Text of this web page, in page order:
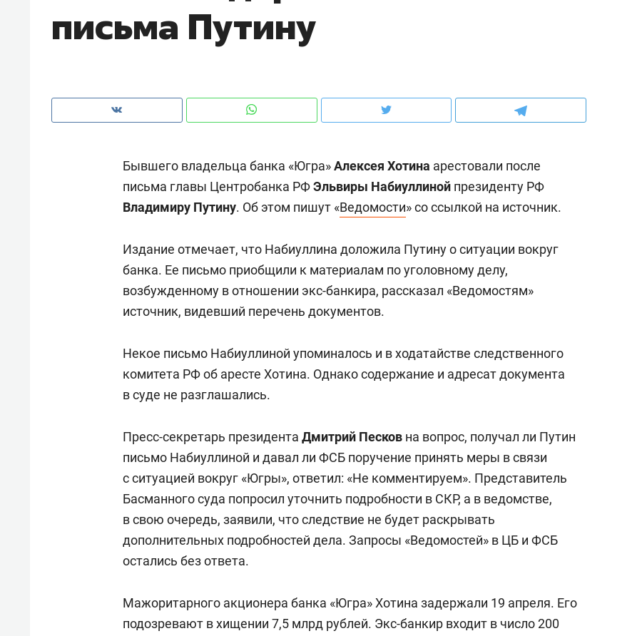
письма Путину
Бывшего владельца банка «Югра»Алексея Хотина арестовали после
письма главы Центробанка РФЭльвиры Набиуллиной президенту РФ
Владимиру Путину. Об этом пишут «Ведомости» со ссылкой на источник.
Издание отмечает, что Набиуллина доложила Путину о ситуации вокруг
банка. Ее письмо приобщили к материалам по уголовному делу,
возбужденному в отношении экс-банкира, рассказал «Ведомостям»
источник, видевший перечень документов.
Некое письмо Набиуллиной упоминалось и в ходатайстве следственного
комитета РФ об аресте Хотина. Однако содержание и адресат документа
в суде не разглашались.
Пресс-секретарь президента Дмитрий Песков на вопрос, получал ли Путин
письмо Набиуллиной и давал ли ФСБ поручение принять меры в связи
с ситуацией вокруг «Югры», ответил: «Не комментируем». Представитель
Басманного суда попросил уточнить подробности в СКР, а в ведомстве,
в свою очередь, заявили, что следствие не будет раскрывать
дополнительных подробностей дела. Запросы «Ведомостей» в ЦБ и ФСБ
остались без ответа.
Мажоритарного акционера банка «Югра» Хотина задержали 19 апреля. Его
подозревают в хищении 7,5 млрд рублей. Экс-банкир входит в число 200
рынки, почему надо знать аксакалов и
чем интересен Оман?
Как ГК «МИР ГРУПП» и ВТБ
создают оазис жилого
комфорта под Казанью
Рекомендуем
150 камер до квартиры и Face
ID вместо ключа: какой будет
безопасность в ЖК «Нова»
Рекомендуем
Опыт выживания в дикой
природе, работа